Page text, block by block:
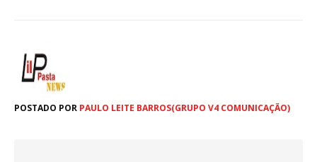
POSTADO POR PAULO LEITE BARROS(GRUPO V4 COMUNICAÇÃO)